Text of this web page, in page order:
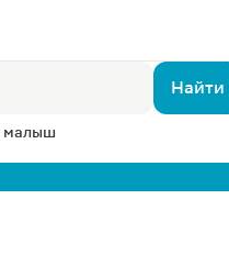
Найти
малыш